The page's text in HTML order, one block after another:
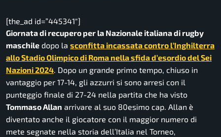
[the_ad id=”445341″]
Giornata di recupero per la Nazionale italiana di rugby
maschile dopo la sconfitta incassata contro l’Inghilterra
allo Stadio Olimpico di Roma nella sfida d’esordio del Sei
Nazioni 2024. Dopo un grande primo tempo, chiuso in
vantaggio per 17-14, gli azzurri si sono arresi con il
punteggio finale di 27-24 nella partita che ha visto
Tommaso Allan arrivare al suo 80esimo cap. Allan è
diventato anche il giocatore con il maggior numero di
mete segnate nella storia dell’Italia nel Torneo,